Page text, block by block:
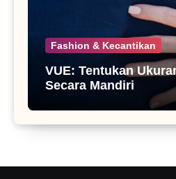
Fashion & Kecantikan
VUE: Tentukan
Secara Mandiri